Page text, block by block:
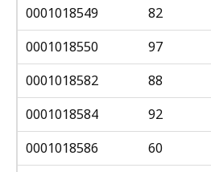
0001018549
82
0001018550
97
0001018582
88
0001018584
92
0001018586
60